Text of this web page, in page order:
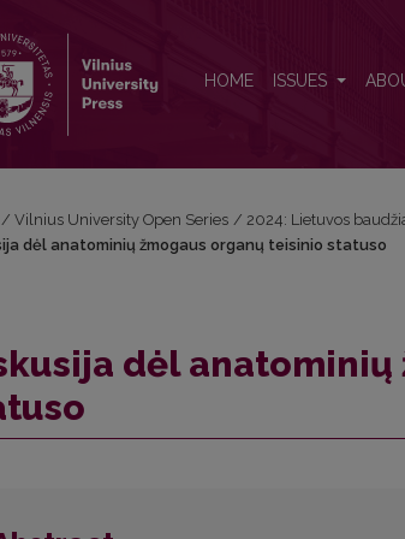
HOME ISSUES
/ Vilnius University Open Series / 2024: Lietuvos
dėl anatominių žmogaus organų teisinio statuso
dėl